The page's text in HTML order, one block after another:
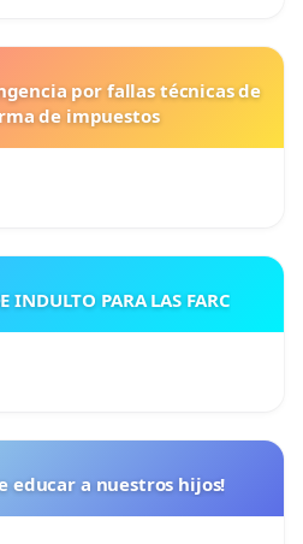
por fallas técnicas de
de impuestos
INDULTO PARA LAS FARC
educar a nuestros hijos!